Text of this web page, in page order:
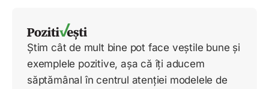
Știm cât de mult bine pot face veștile bune și
exemplele pozitive, așa că îți aducem
săptămânal în centrul atenției modelele de